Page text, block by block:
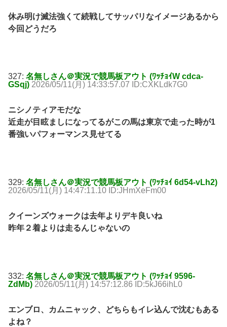
休み明け滅法強くて続戦してサッパリなイメージあるから
今回どうだろ
327: 名無しさん＠実況で競馬板アウト (ﾜｯﾁｮｲW cdca-
GSqj) 2026/05/11(月) 14:33:57.07 ID:CXKLdk7G0
ニシノティアモだな
近走が目眩ましになってるがこの馬は東京で走った時が1
番強いパフォーマンス見せてる
329: 名無しさん＠実況で競馬板アウト (ﾜｯﾁｮｲ 6d54-vLh2)
2026/05/11(月) 14:47:11.10 ID:JHmXeFm00
クイーンズウォークは去年よりデキ良いね
昨年２着よりは走るんじゃないの
332: 名無しさん＠実況で競馬板アウト (ﾜｯﾁｮｲ 9596-
ZdMb) 2026/05/11(月) 14:57:12.86 ID:5kJ66ihL0
エンブロ、カムニャック、どちらもイレ込んで沈むもある
よね？